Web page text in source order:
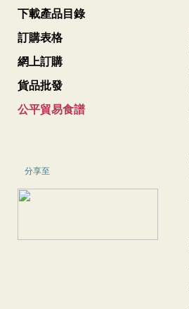
下載產品目錄
訂購表格
網上訂購
貨品批發
公平貿易食譜
分享至